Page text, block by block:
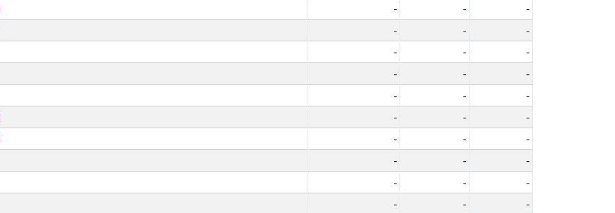
- -
-
- -
-
- -
-
- -
-
- -
-
- -
-
- -
-
- -
-
- -
-
- -
-